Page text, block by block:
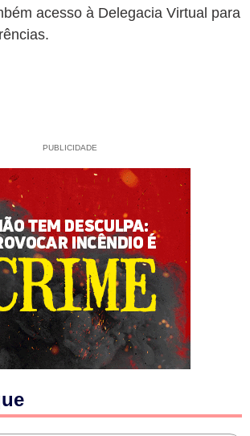
acesso à Delegacia Virtual para
PUBLICIDADE